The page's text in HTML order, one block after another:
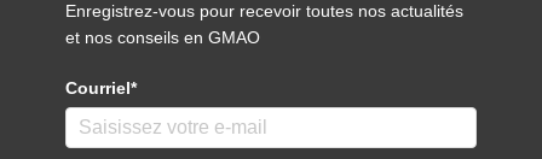
Enregistrez-vous pour recevoir toutes nos actualités
et nos conseils en GMAO
Courriel*